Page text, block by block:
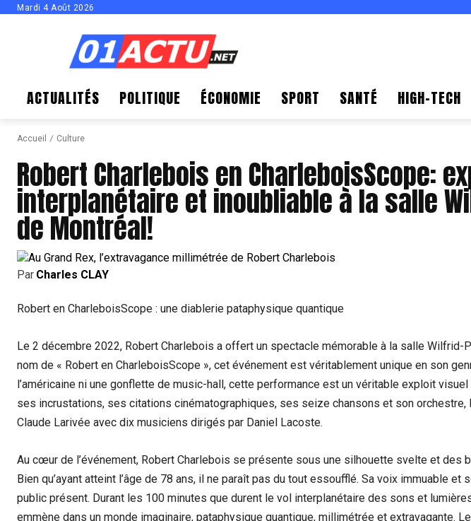
Mardi 4 Août 2026
ACTUALITÉS POLITIQUE ÉCONOMIE SPORT SANTÉ HIGH-TECH
Accueil Culture
Robert Charlebois en CharleboisScope:
interplanétaire et inoubliable à la salle
de Montréal!
Par Charles CLAY
Robert en CharleboisScope : une diablerie pataphysique quantique
Le 2 décembre 2022, Robert Charlebois a offert un spectacle mémorable à la salle Wilfrid-
nom de « Robert en CharleboisScope », cet événement est véritablement unique en son
l’américaine ni une gonflette de music-hall, cette performance est un véritable exploit
ses incrustations, ses citations cinématographiques, ses seize chansons et son orchestre,
Claude Larivée avec dix musiciens dirigés par Daniel Lacoste.
Au cœur de l’événement, Robert Charlebois se présente sous une silhouette svelte et des
Bien qu’ayant atteint l’âge de 78 ans, il ne paraît pas du tout essoufflé. Sa voix immuable et
public présent. Durant les 100 minutes que durent le vol interplanétaire des sons et
emmène dans un monde imaginaire, pataphysique quantique, millimétrée et extravagante.